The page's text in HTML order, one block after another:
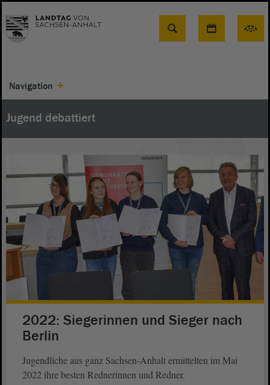
Suche
Navigation
Jugend debattiert
2022: Siegerinnen und Sieger nach
Berlin
Jugendliche aus ganz Sachsen-Anhalt ermittelten im Mai
2022 ihre besten Rednerinnen und Redner.